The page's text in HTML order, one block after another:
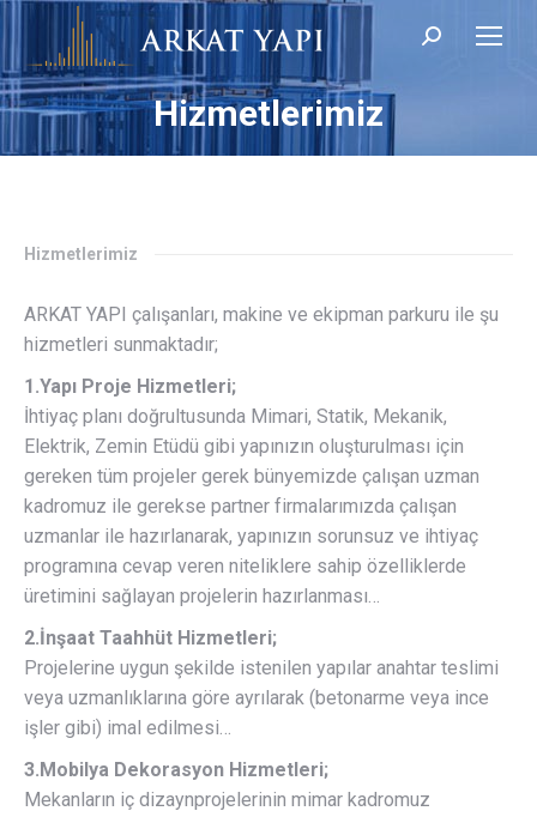
Search:
Hizmetlerimiz
Hizmetlerimiz
ARKAT YAPI çalışanları, makine ve ekipman parkuru ile şu
hizmetleri sunmaktadır;
1.Yapı Proje Hizmetleri;
İhtiyaç planı doğrultusunda Mimari, Statik, Mekanik,
Elektrik, Zemin Etüdü gibi yapınızın oluşturulması için
gereken tüm projeler gerek bünyemizde çalışan uzman
kadromuz ile gerekse partner firmalarımızda çalışan
uzmanlar ile hazırlanarak, yapınızın sorunsuz ve ihtiyaç
programına cevap veren niteliklere sahip özelliklerde
üretimini sağlayan projelerin hazırlanması…
2.İnşaat Taahhüt Hizmetleri;
Projelerine uygun şekilde istenilen yapılar anahtar teslimi
veya uzmanlıklarına göre ayrılarak (betonarme veya ince
işler gibi) imal edilmesi…
3.Mobilya Dekorasyon Hizmetleri;
Mekanların iç dizaynprojelerinin mimar kadromuz